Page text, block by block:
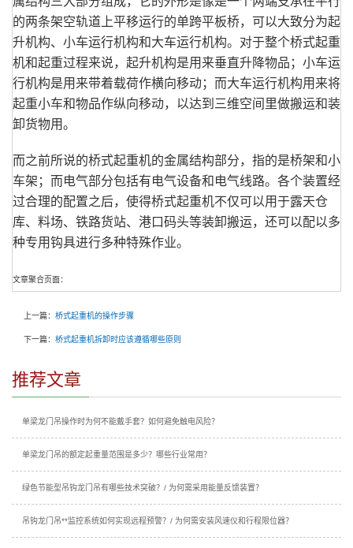
的两条架空轨道上平移运行的单跨平板桥，可以大致分为起
升机构、小车运行机构和大车运行机构。对于整个桥式起重
机和起重过程来说，起升机构是用来垂直升降物品；小车运
行机构是用来带着载荷作横向移动；而大车运行机构用来将
起重小车和物品作纵向移动，以达到三维空间里做搬运和装
卸货物用。
而之前所说的桥式起重机的金属结构部分，指的是桥架和小
车架；而电气部分包括有电气设备和电气线路。各个装置经
过合理的配置之后，使得桥式起重机不仅可以用于露天仓
库、料场、铁路货站、港口码头等装卸搬运，还可以配以多
种专用钩具进行多种特殊作业。
文章聚合页面：
上一篇： 桥式起重机的操作步骤
下一篇： 桥式起重机拆卸时应该遵循哪些原则
推荐文章
单梁龙门吊操作时为何不能戴手套？如何避免触电风险？
单梁龙门吊的额定起重量范围是多少？哪些行业常用？
绿色节能型吊钩龙门吊有哪些技术突破？/ 为何需采用能量反馈装置？
吊钩龙门吊**监控系统如何实现远程预警？/ 为何需安装风速仪和行程限位器？